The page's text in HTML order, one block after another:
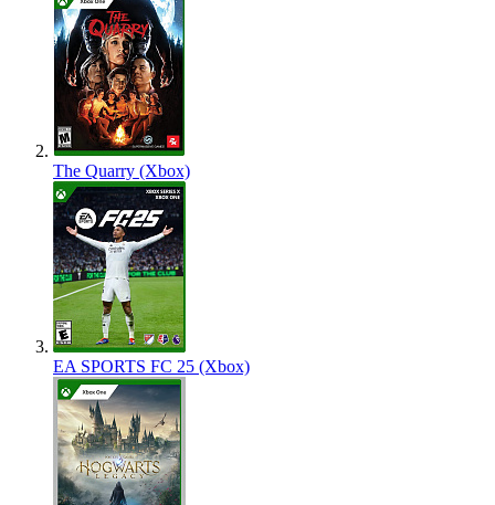
The Quarry (Xbox)
EA SPORTS FC 25 (Xbox)